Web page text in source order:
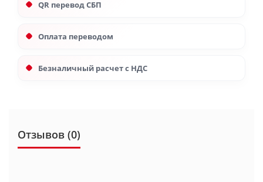
QR перевод СБП
Оплата переводом
Безналичный расчет с НДС
Отзывов (0)